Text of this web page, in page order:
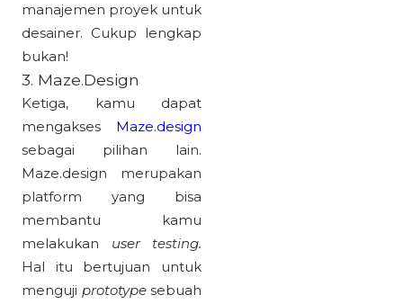
manajemen proyek untuk
desainer. Cukup lengkap
bukan!
3. Maze.Design
Ketiga, kamu dapat
mengakses Maze.design
sebagai pilihan lain.
Maze.design merupakan
platform yang bisa
membantu kamu
melakukan user testing.
Hal itu bertujuan untuk
menguji prototype sebuah